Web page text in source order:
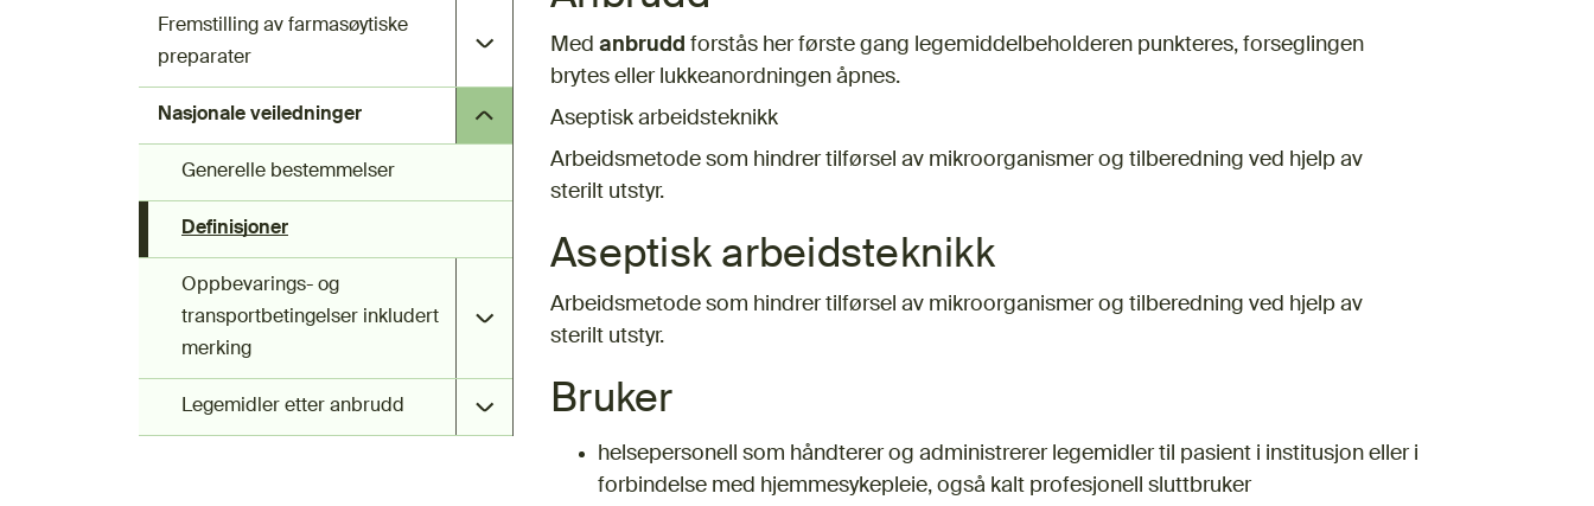
Fremstilling av farmasøytiske
preparater
Nasjonale veiledninger
Generelle bestemmelser
Definisjoner
Oppbevarings- og
transportbetingelser inkludert
merking
Legemidler etter anbrudd
Med anbrudd forstås her første gang legemiddelbeholderen punkteres, forseglingen
brytes eller lukkeanordningen åpnes.
Aseptisk arbeidsteknikk
Arbeidsmetode som hindrer tilførsel av mikroorganismer og tilberedning ved hjelp av
sterilt utstyr.
Aseptisk arbeidsteknikk
Arbeidsmetode som hindrer tilførsel av mikroorganismer og tilberedning ved hjelp av
sterilt utstyr.
Bruker
helsepersonell som håndterer og administrerer legemidler til pasient i institusjon eller i
forbindelse med hjemmesykepleie, også kalt profesjonell sluttbruker